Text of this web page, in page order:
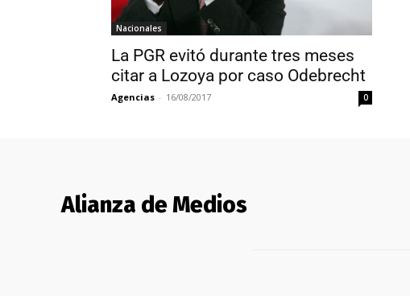
Nacionales
La PGR evitó durante tres meses
citar a Lozoya por caso Odebrecht
Agencias - 16/08/2017 0
Alianza de Medios